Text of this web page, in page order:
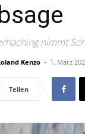
nimmt
Kenzo - 1. März
Teilen